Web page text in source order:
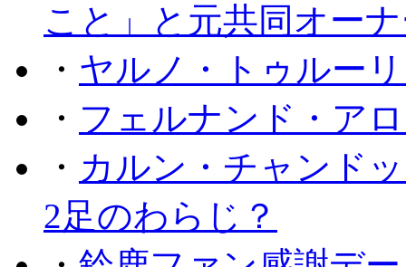
こと」と元共同オー
・ ヤルノ・トゥルー
・ フェルナンド・ア
・ カルン・チャンド
2足のわらじ？